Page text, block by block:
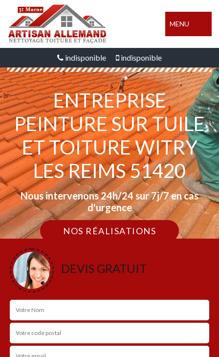
MENU
indisponible indisponible
ENTREPRISE
PEINTURE SUR TUILE
ET TOITURE WITRY
LES REIMS 51420
Nous intervenons 24h/24 sur 7j/7 en cas
d'urgence
NOS RÉALISATIONS
DEVIS GRATUIT